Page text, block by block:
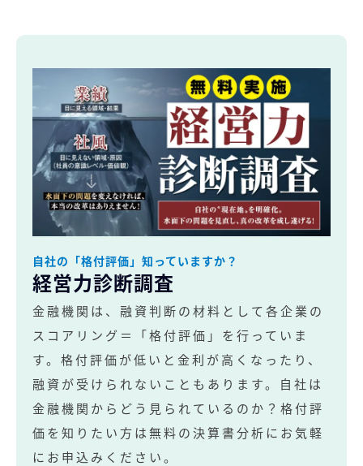
自社の「格付評価」知っていますか？
経営力診断調査
金融機関は、融資判断の材料として各企業の
スコアリング＝「格付評価」を行っていま
す。格付評価が低いと金利が高くなったり、
融資が受けられないこともあります。自社は
金融機関からどう見られているのか？格付評
価を知りたい方は無料の決算書分析にお気軽
にお申込みください。